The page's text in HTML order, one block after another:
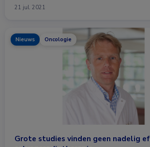
21 jul. 2021
Nieuws Oncologie
Grote studies vinden geen nadelig